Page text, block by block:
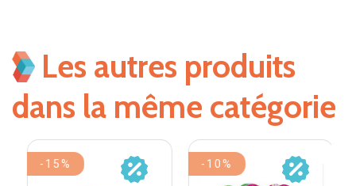
Les autres produits
dans la même catégorie
-15% -10%